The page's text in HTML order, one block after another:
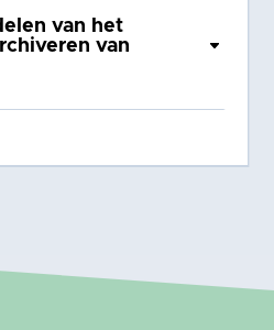
van het
van